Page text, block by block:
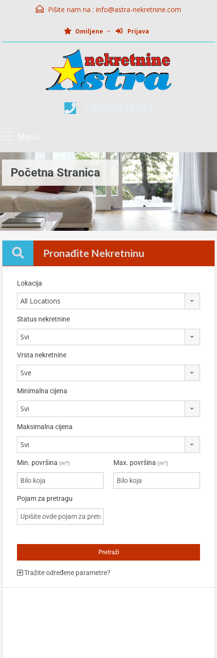
Pišite nam na : info@astra-nekretnine.com
Omiljene Prijava
Početna Stranica
Pronađite Nekretninu
Lokacija
All Locations
Status nekretnine
Svi
Vrsta nekretnine
Sve
Minimalna cijena
Svi
Maksimalna cijena
Svi
Min. površina (m²) Max. površina (m²)
Pojam za pretragu
Tražite određene parametre?